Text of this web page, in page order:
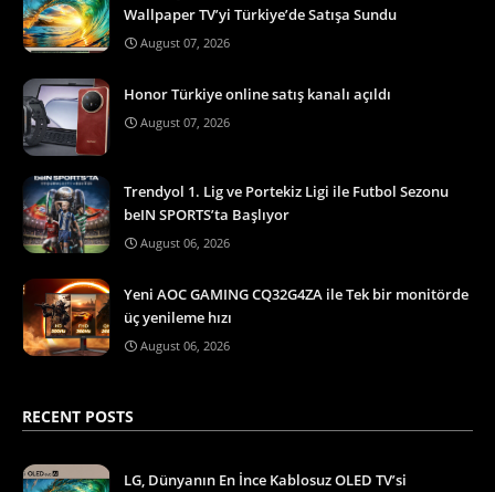
Wallpaper TV’yi Türkiye’de Satışa Sundu
August 07, 2026
Honor Türkiye online satış kanalı açıldı
August 07, 2026
Trendyol 1. Lig ve Portekiz Ligi ile Futbol Sezonu
beIN SPORTS’ta Başlıyor
August 06, 2026
Yeni AOC GAMING CQ32G4ZA ile Tek bir monitörde
üç yenileme hızı
August 06, 2026
RECENT POSTS
LG, Dünyanın En İnce Kablosuz OLED TV’si